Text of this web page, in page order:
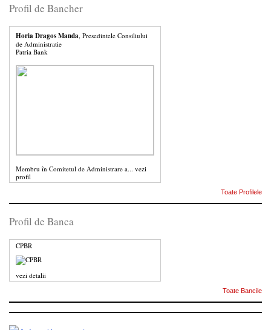
Profil de Bancher
Horia Dragos Manda , Presedintele Consiliului
de Administratie
Patria Bank
Membru în Comitetul de Administrare a... vezi
profil
Toate Profilele
Profil de Banca
CPBR
vezi detalii
Toate Bancile